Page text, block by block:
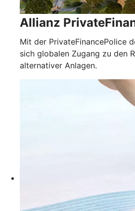
Allianz
Mit der PrivateFinancePolice
sich globalen Zugang zu den
alternativer Anlagen.